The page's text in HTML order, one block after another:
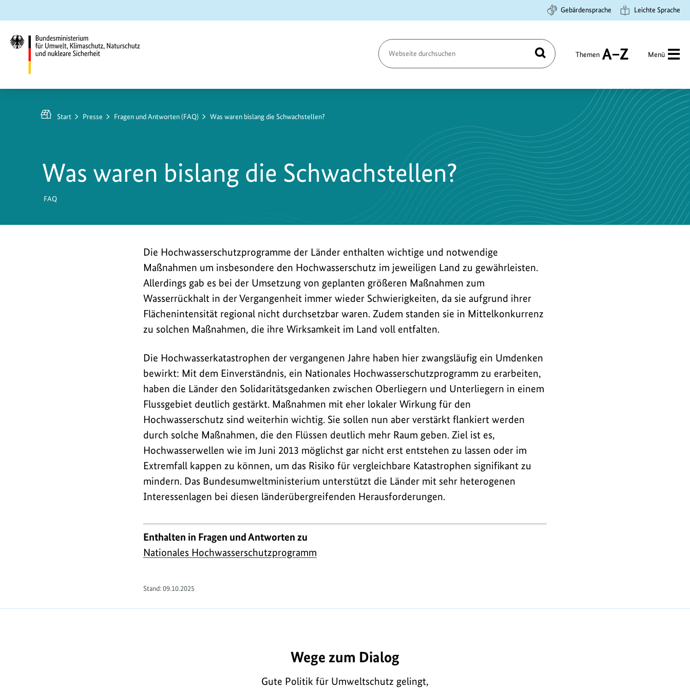
Hauptinhalt
springen
Suche
springen
Hauptnavigation
springen
Gebärdensprache Leichte Sprache
Umwelt,
Klimaschutz,
nukleare
Sicherheit
Seite
durchsuchen
Suchen Themen
A
Menü
Start Presse Fragen und Antworten (FAQ) Was waren bislang die Schwachstellen?
Was waren bislang die Schwachstellen?
FAQ
Die Hochwasserschutzprogramme der Länder enthalten wichtige und notwendige
Maßnahmen um insbesondere den Hochwasserschutz im jeweiligen Land zu gewährleisten.
Allerdings gab es bei der Umsetzung von geplanten größeren Maßnahmen zum
Wasserrückhalt in der Vergangenheit immer wieder Schwierigkeiten, da sie aufgrund ihrer
Flächenintensität regional nicht durchsetzbar waren. Zudem standen sie in Mittelkonkurrenz
zu solchen Maßnahmen, die ihre Wirksamkeit im Land voll entfalten.
Die Hochwasserkatastrophen der vergangenen Jahre haben hier zwangsläufig ein Umdenken
bewirkt: Mit dem Einverständnis, ein Nationales Hochwasserschutzprogramm zu erarbeiten,
haben die Länder den Solidaritätsgedanken zwischen Oberliegern und Unterliegern in einem
Flussgebiet deutlich gestärkt. Maßnahmen mit eher lokaler Wirkung für den
Hochwasserschutz sind weiterhin wichtig. Sie sollen nun aber verstärkt flankiert werden
durch solche Maßnahmen, die den Flüssen deutlich mehr Raum geben. Ziel ist es,
Hochwasserwellen wie im Juni 2013 möglichst gar nicht erst entstehen zu lassen oder im
Extremfall kappen zu können, um das Risiko für vergleichbare Katastrophen signifikant zu
mindern. Das Bundesumweltministerium unterstützt die Länder mit sehr heterogenen
Interessenlagen bei diesen länderübergreifenden Herausforderungen.
Enthalten in Fragen und Antworten zu
Nationales Hochwasserschutzprogramm
Stand:09.10.2025
Wege zum Dialog
Gute Politik für Umweltschutz gelingt,